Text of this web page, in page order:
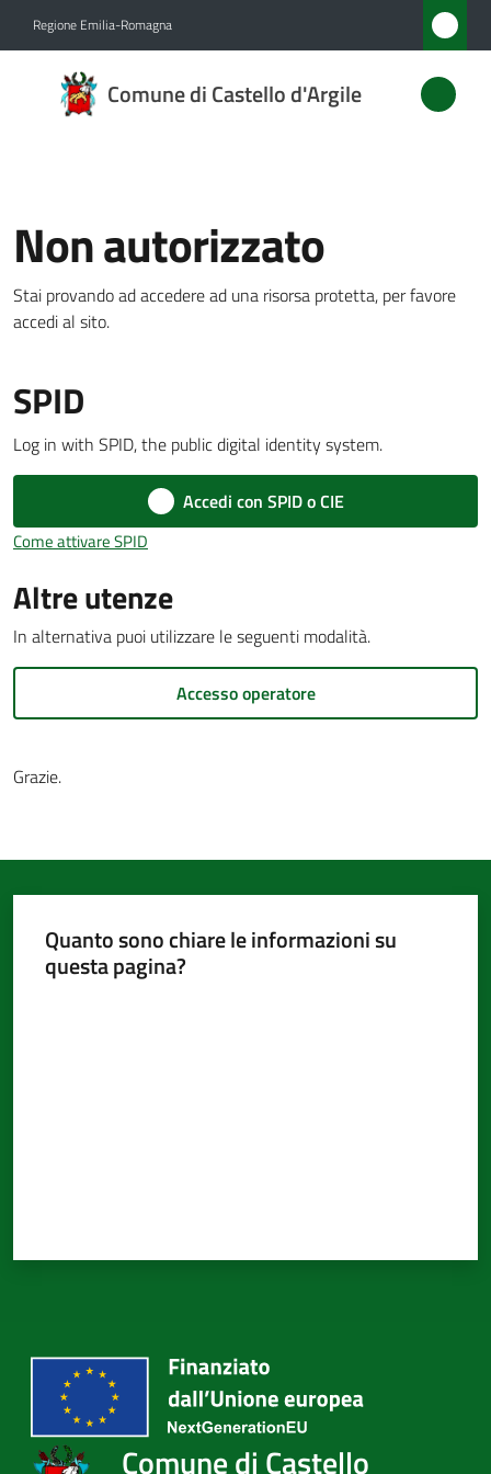
Regione Emilia-Romagna
Comune di Castello d'Argile
Comune
di
Amministrazione
Menu selezionato
Novità
Servizi
Vivere
Castello
Amministrazione
Trasparente
Tutti
argomenti...
su
Non autorizzato
Stai provando ad accedere ad una risorsa protetta, per favore
accedi al sito.
SPID
Log in with SPID, the public digital identity system.
Accedi con SPID o CIE
Come attivare SPID
Altre utenze
In alternativa puoi utilizzare le seguenti modalità.
Accesso operatore
Grazie.
Quanto sono chiare le informazioni su
questa pagina?
Comune di Castello